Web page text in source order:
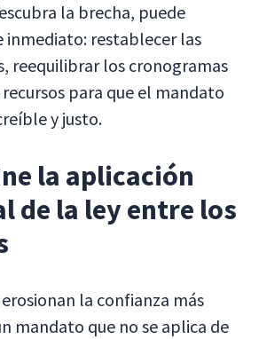
la brecha, puede
inmediato: restablecer las
reequilibrar los cronogramas
para que el mandato
y justo.
la aplicación
de la ley entre los
erosionan la confianza más
mandato que no se aplica de